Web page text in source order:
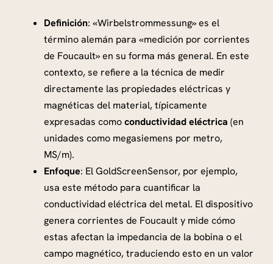
Definición: «Wirbelstrommessung» es el
término alemán para «medición por corrientes
de Foucault» en su forma más general. En este
contexto, se refiere a la técnica de medir
directamente las propiedades eléctricas y
magnéticas del material, típicamente
expresadas comoconductividad eléctrica (en
unidades como megasiemens por metro,
MS/m).
Enfoque: El GoldScreenSensor, por ejemplo,
usa este método para cuantificar la
conductividad eléctrica del metal. El dispositivo
genera corrientes de Foucault y mide cómo
estas afectan la impedancia de la bobina o el
campo magnético, traduciendo esto en un valor